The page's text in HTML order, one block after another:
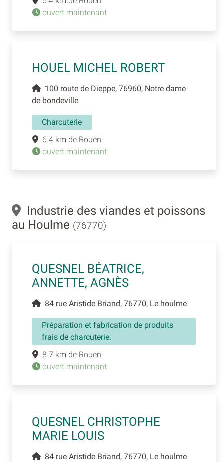
ouvert maintenant
HOUEL MICHEL ROBERT
100 route de Dieppe, 76960, Notre dame
de bondeville
Charcuterie
6.4 km de Rouen
ouvert maintenant
Industrie des viandes et poissons
au Houlme (76770)
QUESNEL BÉATRICE,
ANNETTE, AGNÈS
84 rue Aristide Briand, 76770, Le houlme
Préparation et fabrication de produits
frais de charcuterie.
8.7 km de Rouen
ouvert maintenant
QUESNEL CHRISTOPHE
MARIE LOUIS
84 rue Aristide Briand, 76770, Le houlme